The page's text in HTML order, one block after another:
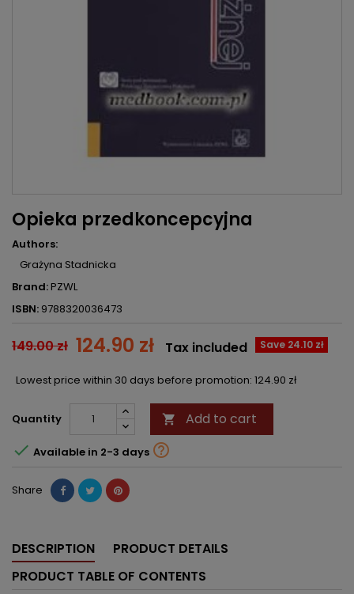
Opieka przedkoncepcyjna
Authors:
Grażyna Stadnicka
Brand:PZWL
ISBN: 9788320036473
149.00 zł 124.90 zł Save 24.10 zł
Tax included
Lowest price within 30 days before promotion: 124.90 zł
Quantity  Add to cart
 Available in 2-3 days 
Share
DESCRIPTION
PRODUCT DETAILS
PRODUCT TABLE OF CONTENTS